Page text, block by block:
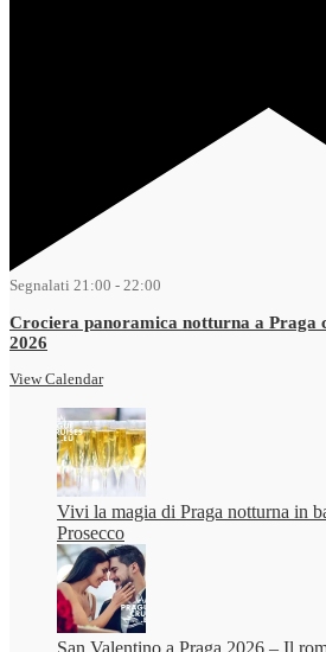
Segnalati 21:00 - 22:00
Crociera panoramica notturna a Praga
2026
View Calendar
Vivi la magia di Praga notturna in
Prosecco
San Valentino a Praga 2026 – Il